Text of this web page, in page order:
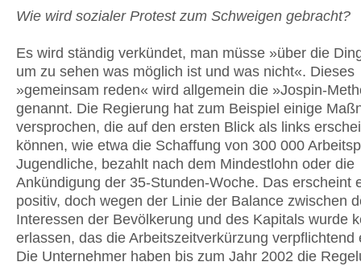
Wie wird sozialer Protest zum Schweigen gebracht?
Es wird ständig verkündet, man müsse »über die
um zu sehen was möglich ist und was nicht«. Dieses
»gemeinsam reden« wird allgemein die »Jospin-
genannt. Die Regierung hat zum Beispiel einige
versprochen, die auf den ersten Blick als links
können, wie etwa die Schaffung von 300 000
Jugendliche, bezahlt nach dem Mindestlohn oder die
Ankündigung der 35-Stunden-Woche. Das erscheint
positiv, doch wegen der Linie der Balance zwischen
Interessen der Bevölkerung und des Kapitals wurde
erlassen, das die Arbeitszeitverkürzung verpflichtend
Die Unternehmer haben bis zum Jahr 2002 die